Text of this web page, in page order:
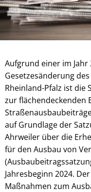
Aufgrund einer im Jahr
Gesetzesänderung
Rheinland-Pfalz ist die
zur flächendeckenden
auf Grundlage der
Ahrweiler über die
für den Ausbau von
Jahresbeginn 2024.
Maßnahmen zum